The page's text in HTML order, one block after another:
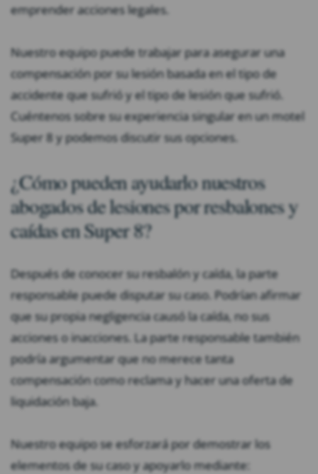
emprender acciones legales.
Nuestro equipo puede trabajar para asegurar una
compensación por su lesión basada en el tipo de
accidente que sufrió y el tipo de lesión que sufrió.
Cuéntenos sobre su experiencia singular en un motel
Super 8 y podemos discutir sus opciones.
¿Cómo pueden ayudarlo nuestros
abogados de lesiones por resbalones y
caídas en Super 8?
Después de conocer su resbalón y caída, la parte
responsable puede disputar su caso. Podrían afirmar
que su propia negligencia causó la caída, no sus
acciones o inacciones. La parte responsable también
podría argumentar que no merece tanta
compensación como reclama y hacer una oferta de
liquidación baja.
Nuestro equipo se esforzará por demostrar los
elementos de su caso y apoyarlo mediante: